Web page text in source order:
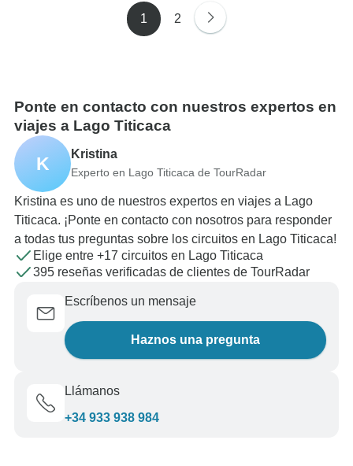
1 2
Ponte en contacto con nuestros expertos en
viajes a Lago Titicaca
K Kristina
Experto en Lago Titicaca de TourRadar
Kristina es uno de nuestros expertos en viajes a Lago
Titicaca. ¡Ponte en contacto con nosotros para responder
a todas tus preguntas sobre los circuitos en Lago Titicaca!
Elige entre +17 circuitos en Lago Titicaca
395 reseñas verificadas de clientes de TourRadar
Escríbenos un mensaje
Haznos una pregunta
Llámanos
+34 933 938 984